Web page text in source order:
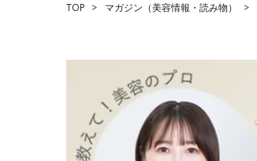
TOP マガジン（美容情報・読み物）